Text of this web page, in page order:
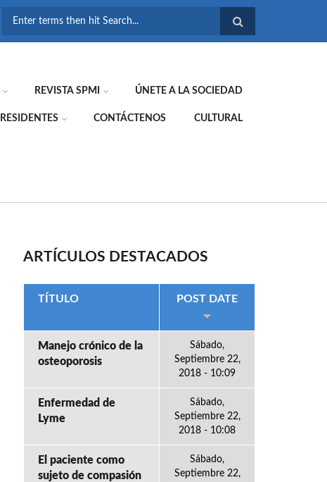
REVISTA SPMI ÚNETE A LA SOCIEDAD
RESIDENTES CONTÁCTENOS CULTURAL
ARTÍCULOS DESTACADOS
TÍTULO POST DATE
Manejo crónico de la
osteoporosis
Sábado,
Septiembre 22,
2018 - 10:09
Enfermedad de
Lyme
Sábado,
Septiembre 22,
2018 - 10:08
El paciente como
sujeto de compasión
Sábado,
Septiembre 22,